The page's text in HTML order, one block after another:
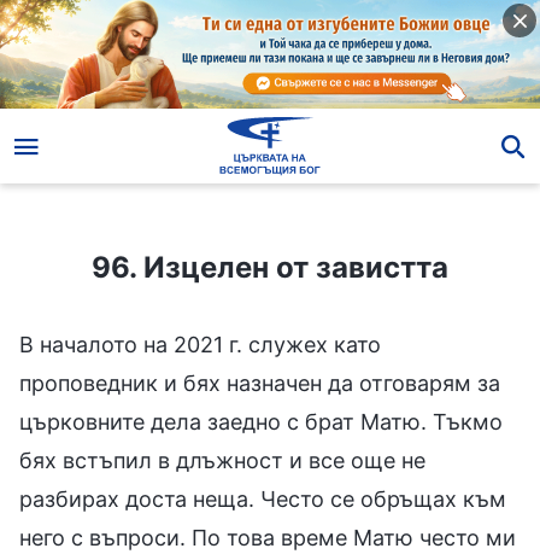
96. Изцелен от завистта
В началото на 2021 г. служех като
проповедник и бях назначен да отговарям за
църковните дела заедно с брат Матю. Тъкмо
бях встъпил в длъжност и все още не
разбирах доста неща. Често се обръщах към
него с въпроси. По това време Матю често ми